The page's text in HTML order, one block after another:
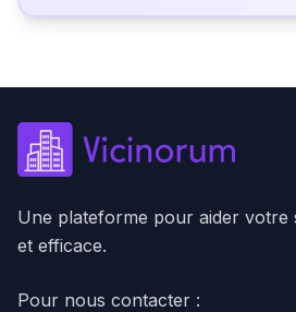
Une plateforme pour aider votre
et efficace.
Pour nous contacter :